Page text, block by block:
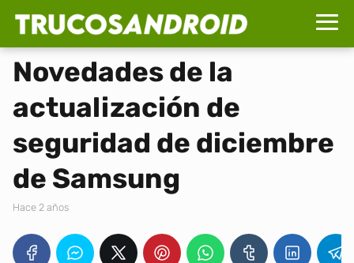
Novedades de la
actualización de
seguridad de diciembre
de Samsung
hace 2 años